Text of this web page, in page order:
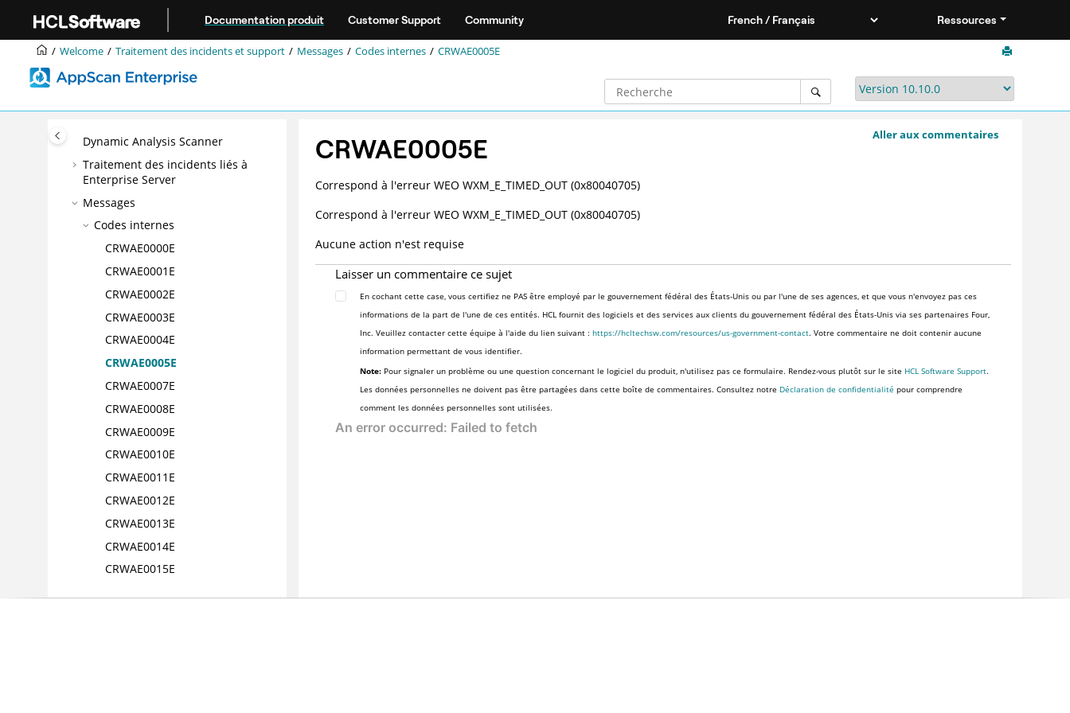
Documentation produit Customer Support Community Ressources
Welcome Traitement des incidents et support Messages Codes internes CRWAE0005E
Gestion des risques d'application
Traitement des incidents et support
Identification et résolution des
Modèle : Contacter le service de
Dynamic Analysis Scanner
Traitement des incidents liés à
Enterprise Server
Messages
Codes internes
CRWAE0000E
CRWAE0001E
CRWAE0002E
CRWAE0003E
CRWAE0004E
CRWAE0005E
CRWAE0007E
CRWAE0008E
CRWAE0009E
CRWAE0010E
CRWAE0011E
CRWAE0012E
CRWAE0013E
CRWAE0014E
CRWAE0015E
Aller aux commentaires
CRWAE0005E
Correspond à l'erreur WEO WXM_E_TIMED_OUT (0x80040705)
Correspond à l'erreur WEO WXM_E_TIMED_OUT (0x80040705)
Aucune action n'est requise
Laisser un commentaire ce sujet
En cochant cette case, vous certifiez ne PAS être employé par le gouvernement fédéral des États-Unis ou par l'une de ses agences, et que vous n'envoyez pas ces
informations de la part de l'une de ces entités. HCL fournit des logiciels et des services aux clients du gouvernement fédéral des États-Unis via ses partenaires Four,
Inc. Veuillez contacter cette équipe à l'aide du lien suivant :https://hcltechsw.com/resources/us-government-contact. Votre commentaire ne doit contenir aucune
information permettant de vous identifier.
Note: Pour signaler un problème ou une question concernant le logiciel du produit, n'utilisez pas ce formulaire. Rendez-vous plutôt sur le site HCL Software Support.
Les données personnelles ne doivent pas être partagées dans cette boîte de commentaires. Consultez notre Déclaration de confidentialité pour comprendre
comment les données personnelles sont utilisées.